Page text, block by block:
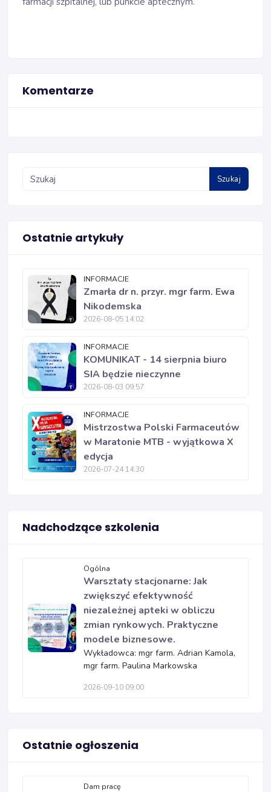
Komentarze
Szukaj
Ostatnie artykuły
INFORMACJE
Zmarła dr n. przyr. mgr farm. Ewa
Nikodemska
2026-08-05 14:02
INFORMACJE
KOMUNIKAT - 14 sierpnia biuro
SIA będzie nieczynne
2026-08-03 09:57
INFORMACJE
Mistrzostwa Polski Farmaceutów
w Maratonie MTB - wyjątkowa X
edycja
2026-07-24 14:30
Nadchodzące szkolenia
Ogólna
Warsztaty stacjonarne: Jak
zwiększyć efektywność
niezależnej apteki w obliczu
zmian rynkowych. Praktyczne
modele biznesowe.
Wykładowca: mgr farm. Adrian Kamola,
mgr farm. Paulina Markowska
2026-09-10 09:00
Ostatnie ogłoszenia
Dam pracę